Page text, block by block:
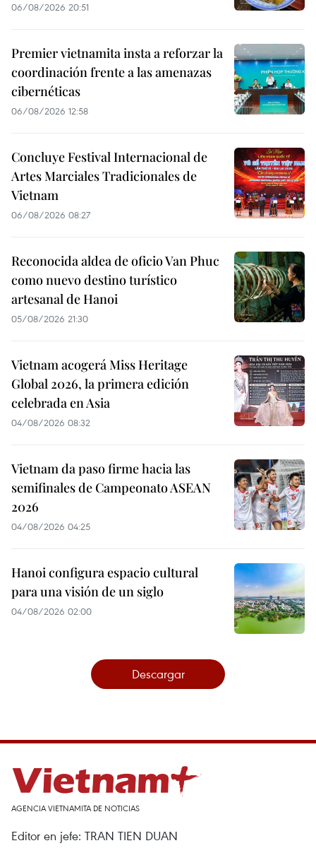
06/08/2026 20:51
Premier vietnamita insta a reforzar la
coordinación frente a las amenazas
cibernéticas
06/08/2026 12:58
Concluye Festival Internacional de
Artes Marciales Tradicionales de
Vietnam
06/08/2026 08:27
Reconocida aldea de oficio Van Phuc
como nuevo destino turístico
artesanal de Hanoi
05/08/2026 21:30
Vietnam acogerá Miss Heritage
Global 2026, la primera edición
celebrada en Asia
04/08/2026 08:32
Vietnam da paso firme hacia las
semifinales de Campeonato ASEAN
2026
04/08/2026 04:25
Hanoi configura espacio cultural
para una visión de un siglo
04/08/2026 02:00
Descargar
AGENCIA VIETNAMITA DE NOTICIAS
Editor en jefe: TRAN TIEN DUAN